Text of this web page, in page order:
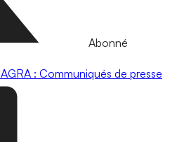
Abonné
AGRA : Communiqués de presse